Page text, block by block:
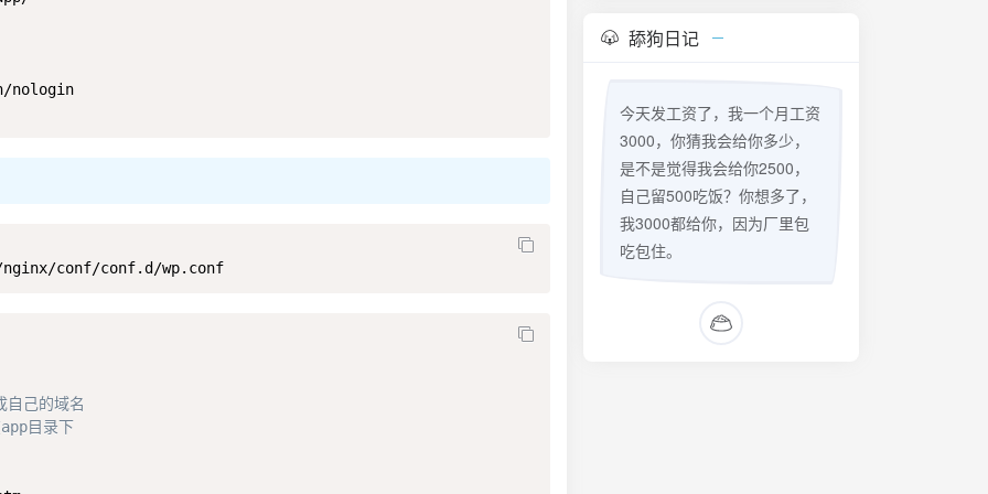
nologin
conf/conf.d/wp.conf
自己的域名
目录下
舔狗日记
今天发工资了，我一个月工资
3000，你猜我会给你多少，
是不是觉得我会给你2500，
自己留500吃饭？你想多了，
我3000都给你，因为厂里包
吃包住。